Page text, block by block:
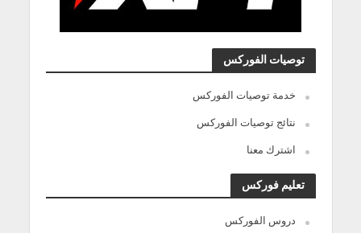
توصيات الفوركس
خدمة توصيات الفوركس
نتائج توصيات الفوركس
اشترك معنا
تعليم فوركس
دروس الفوركس